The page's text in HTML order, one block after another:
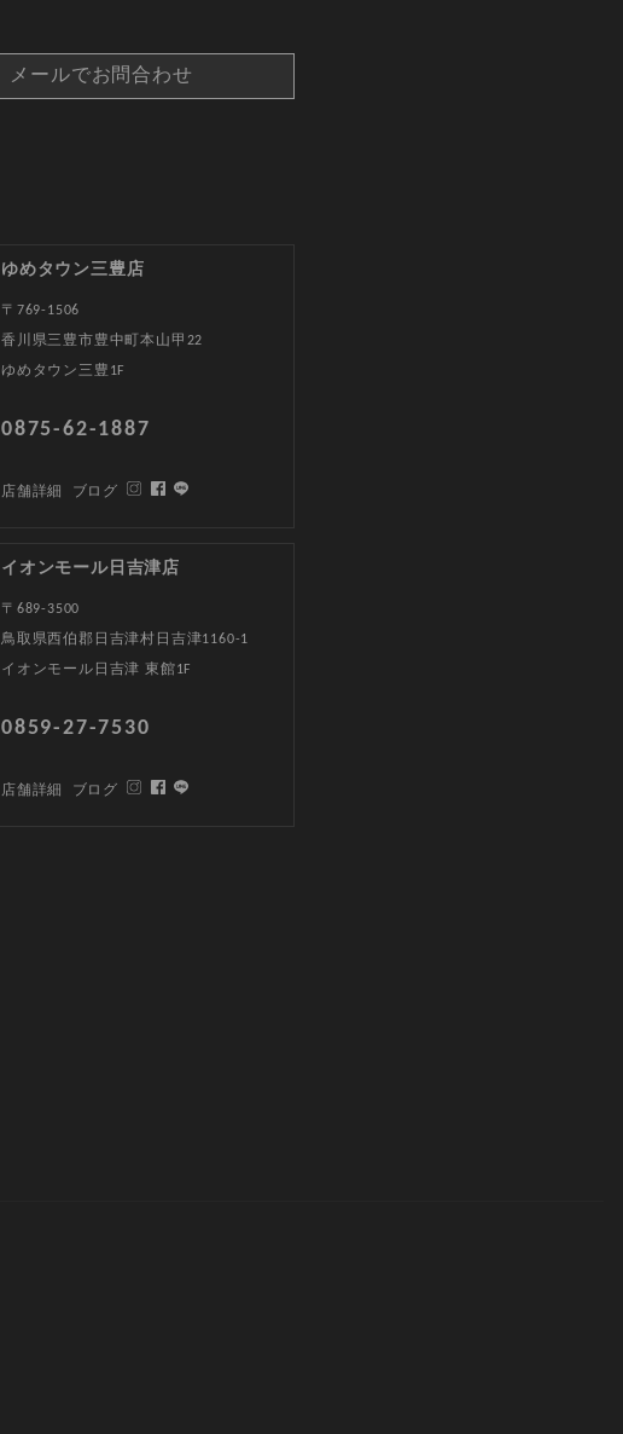
メールでお問合わせ
ゆめタウン三豊店
〒769-1506
香川県三豊市豊中町本山甲22
ゆめタウン三豊1F
0875-62-1887
店舗詳細 ブログ
イオンモール日吉津店
〒689-3500
鳥取県西伯郡日吉津村日吉津1160-1
イオンモール日吉津 東館1F
0859-27-7530
店舗詳細 ブログ